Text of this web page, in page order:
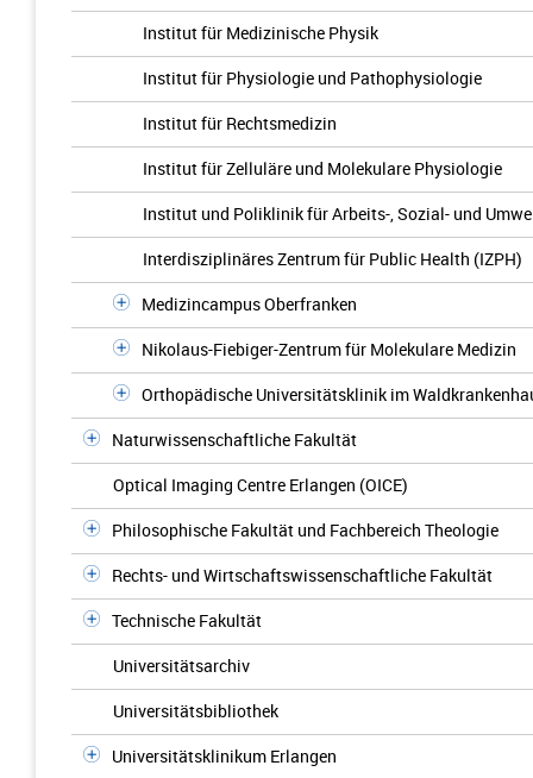
Institut für Medizinische Physik
Institut für Physiologie und Pathophysiologie
Institut für Rechtsmedizin
Institut für Zelluläre und Molekulare Physiologie
Institut und Poliklinik für Arbeits-, Sozial- und
Interdisziplinäres Zentrum für Public Health (IZPH)
Medizincampus Oberfranken
Nikolaus-Fiebiger-Zentrum für Molekulare Medizin
Orthopädische Universitätsklinik im
Naturwissenschaftliche Fakultät
Optical Imaging Centre Erlangen (OICE)
Philosophische Fakultät und Fachbereich Theologie
Rechts- und Wirtschaftswissenschaftliche Fakultät
Technische Fakultät
Universitätsarchiv
Universitätsbibliothek
Universitätsklinikum Erlangen